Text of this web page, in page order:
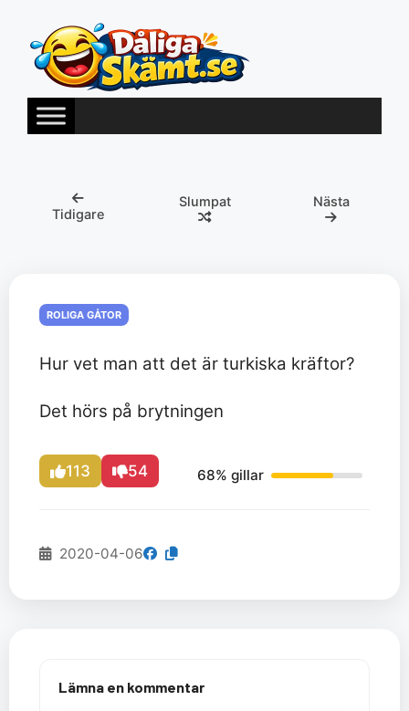
innehåll
Tidigare
Slumpat Nästa
ROLIGA GÅTOR
Hur vet man att det är turkiska kräftor?
Det hörs på brytningen
113 54 68% gillar
2020-04-06
Lämna en kommentar